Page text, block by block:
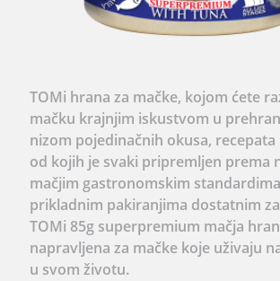
TOMi hrana za mačke, kojom ćete
mačku krajnjim iskustvom u
nizom pojedinačnih okusa,
od kojih je svaki pripremljen prema
mačjim gastronomskim
prikladnim pakiranjima dostatnim
TOMi 85g superpremium mačja
napravljena za mačke koje uživaju
u svom životu.